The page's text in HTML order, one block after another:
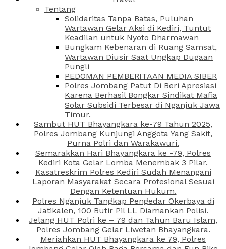
Tentang
Solidaritas Tanpa Batas, Puluhan
Wartawan Gelar Aksi di Kediri, Tuntut
Keadilan untuk Nyoto Dharmawan
Bungkam Kebenaran di Ruang Samsat,
Wartawan Diusir Saat Ungkap Dugaan
Pungli
PEDOMAN PEMBERITAAN MEDIA SIBER
Polres Jombang Patut Di Beri Apresiasi
Karena Berhasil Bongkar Sindikat Mafia
Solar Subsidi Terbesar di Nganjuk Jawa
Timur.
Sambut HUT Bhayangkara ke-79 Tahun 2025,
Polres Jombang Kunjungi Anggota Yang Sakit,
Purna Polri dan Warakawuri.
Semarakkan Hari Bhayangkara ke -79, Polres
Kediri Kota Gelar Lomba Menembak 3 Pilar.
Kasatreskrim Polres Kediri Sudah Menangani
Laporan Masyarakat Secara Profesional Sesuai
Dengan Ketentuan Hukum.
Polres Nganjuk Tangkap Pengedar Okerbaya di
Jatikalen, 100 Butir Pil LL Diamankan Polisi.
Jelang HUT Polri ke – 79 dan Tahun Baru Islam,
Polres Jombang Gelar Liwetan Bhayangkara.
Meriahkan HUT Bhayangkara ke 79, Polres